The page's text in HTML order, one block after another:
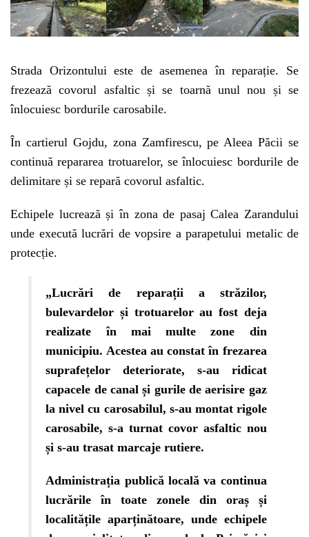
Strada Orizontului este de asemenea în reparație. Se
frezează covorul asfaltic și se toarnă unul nou și se
înlocuiesc bordurile carosabile.
În cartierul Gojdu, zona Zamfirescu, pe Aleea Păcii se
continuă repararea trotuarelor, se înlocuiesc bordurile de
delimitare și se repară covorul asfaltic.
Echipele lucrează și în zona de pasaj Calea Zarandului
unde execută lucrări de vopsire a parapetului metalic de
protecție.
„Lucrări de reparații a străzilor,
bulevardelor și trotuarelor au fost deja
realizate în mai multe zone din
municipiu. Acestea au constat în frezarea
suprafețelor deteriorate, s-au ridicat
capacele de canal și gurile de aerisire gaz
la nivel cu carosabilul, s-au montat rigole
carosabile, s-a turnat covor asfaltic nou
și s-au trasat marcaje rutiere.
Administrația publică locală va continua
lucrările în toate zonele din oraș și
localitățile aparținătoare, unde echipele